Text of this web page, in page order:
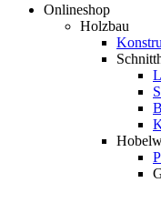
Onlineshop
Holzbau